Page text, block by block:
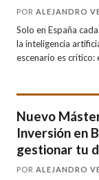
POR ALEJANDRO
Solo en España
la inteligencia
escenario es crítico:
Nuevo
Inversión en
gestionar tu
POR ALEJANDRO